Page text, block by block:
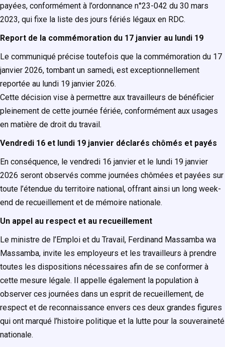
payées, conformément à l’ordonnance n°23-042 du 30 mars
2023, qui fixe la liste des jours fériés légaux en RDC.
Report de la commémoration du 17 janvier au lundi 19
Le communiqué précise toutefois que la commémoration du 17
janvier 2026, tombant un samedi, est exceptionnellement
reportée au lundi 19 janvier 2026.
Cette décision vise à permettre aux travailleurs de bénéficier
pleinement de cette journée fériée, conformément aux usages
en matière de droit du travail.
Vendredi 16 et lundi 19 janvier déclarés chômés et payés
En conséquence, le vendredi 16 janvier et le lundi 19 janvier
2026 seront observés comme journées chômées et payées sur
toute l’étendue du territoire national, offrant ainsi un long week-
end de recueillement et de mémoire nationale.
Un appel au respect et au recueillement
Le ministre de l’Emploi et du Travail, Ferdinand Massamba wa
Massamba, invite les employeurs et les travailleurs à prendre
toutes les dispositions nécessaires afin de se conformer à
cette mesure légale. Il appelle également la population à
observer ces journées dans un esprit de recueillement, de
respect et de reconnaissance envers ces deux grandes figures
qui ont marqué l’histoire politique et la lutte pour la souveraineté
nationale.